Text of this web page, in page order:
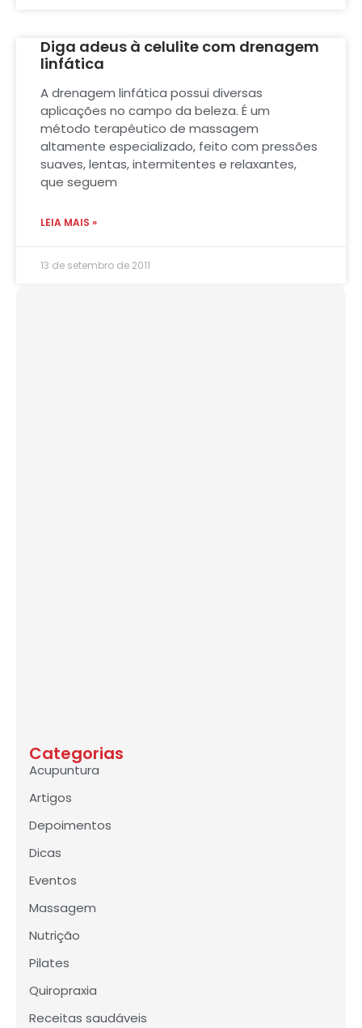
Diga adeus à celulite com drenagem
linfática
A drenagem linfática possui diversas
aplicações no campo da beleza. É um
método terapêutico de massagem
altamente especializado, feito com pressões
suaves, lentas, intermitentes e relaxantes,
que seguem
LEIA MAIS »
13 de setembro de 2011
Categorias
Acupuntura
Artigos
Depoimentos
Dicas
Eventos
Massagem
Nutrição
Pilates
Quiropraxia
Receitas saudáveis